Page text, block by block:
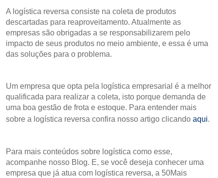
A logística reversa consiste na coleta de produtos
descartadas para reaproveitamento. Atualmente as
empresas são obrigadas a se responsabilizarem pelo
impacto de seus produtos no meio ambiente, e essa é uma
das soluções para o problema.
Um empresa que opta pela logística empresarial é a melhor
qualificada para realizar a coleta, isto porque demanda de
uma boa gestão de frota e estoque. Para entender mais
sobre a logística reversa confira nosso artigo clicando aqui.
Para mais conteúdos sobre logística como esse,
acompanhe nosso Blog. E, se você deseja conhecer uma
empresa que já atua com logística reversa, a 50Mais